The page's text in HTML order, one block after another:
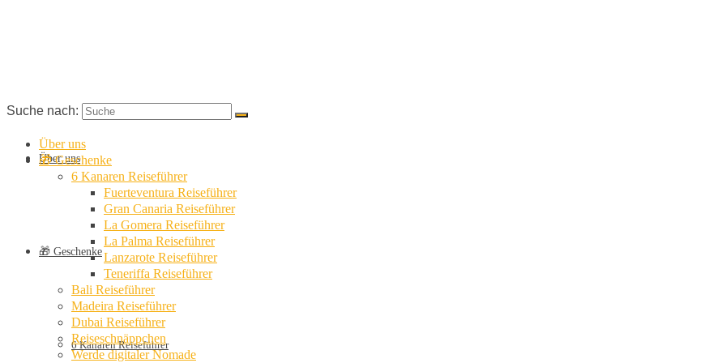
Über uns
🎁 Geschenke
6 Kanaren Reiseführer
Suche nach:
Über uns
🎁 Geschenke
6 Kanaren Reiseführer
Fuerteventura Reiseführer
Gran Canaria Reiseführer
La Gomera Reiseführer
La Palma Reiseführer
Lanzarote Reiseführer
Teneriffa Reiseführer
Bali Reiseführer
Madeira Reiseführer
Dubai Reiseführer
Reiseschnäppchen
Werde digitaler Nomade